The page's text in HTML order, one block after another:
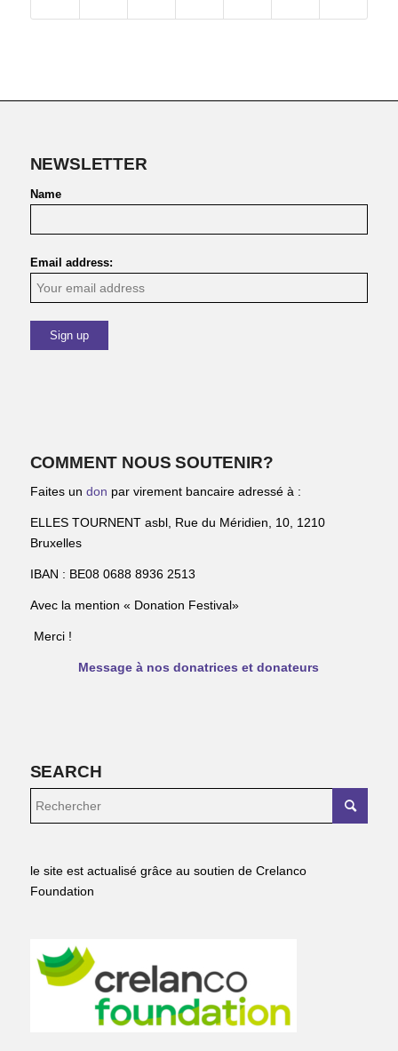
NEWSLETTER
Name
Email address:
COMMENT NOUS SOUTENIR?
Faites un don par virement bancaire adressé à :
ELLES TOURNENT asbl, Rue du Méridien, 10, 1210
Bruxelles
IBAN : BE08 0688 8936 2513
Avec la mention « Donation Festival»
Merci !
Message à nos donatrices et donateurs
SEARCH
le site est actualisé grâce au soutien de Crelanco
Foundation